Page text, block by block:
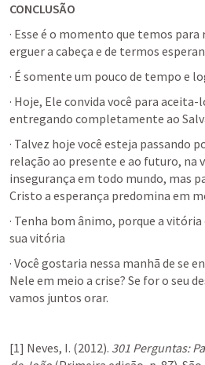
CONCLUSÃO
· Esse é o momento que temos
erguer a cabeça e de termos
· É somente um pouco de tempo e
· Hoje, Ele convida você para
entregando completamente ao
· Talvez hoje você esteja passando
relação ao presente e ao futuro, na
insegurança em todo mundo, mas
Cristo a esperança predomina em
· Tenha bom ânimo, porque a vitória
sua vitória
· Você gostaria nessa manhã de se
Nele em meio a crise? Se for o seu
vamos juntos orar.
[1] Neves, I. (2012). 301 Perguntas: